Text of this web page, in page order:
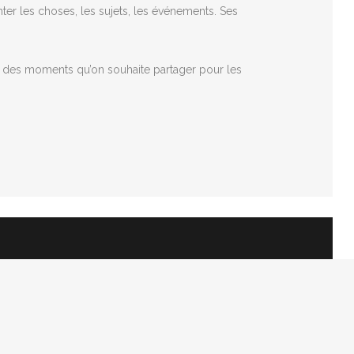
les choses, les sujets, les événements. Ses
moments qu’on souhaite partager pour les